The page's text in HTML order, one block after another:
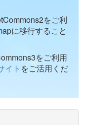
をご利
に移行すること
をご利用
イト をご活用くだ